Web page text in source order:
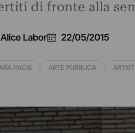
di fronte alla
Labor 22/05/2015
ARA PACIS ARTE PUBBLICA